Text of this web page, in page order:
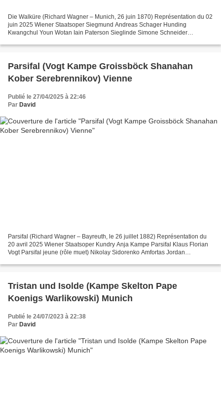
Die Walküre (Richard Wagner – Munich, 26 juin 1870) Représentation du 02
juin 2025 Wiener Staatsoper Siegmund Andreas Schager Hunding
Kwangchul Youn Wotan Iain Paterson Sieglinde Simone Schneider
Parsifal (Vogt Kampe Groissböck Shanahan
Kober Serebrennikov) Vienne
Publié le 27/04/2025 à 22:46
Par David
Parsifal (Richard Wagner – Bayreuth, le 26 juillet 1882) Représentation du
20 avril 2025 Wiener Staatsoper Kundry Anja Kampe Parsifal Klaus Florian
Vogt Parsifal jeune (rôle muet) Nikolay Sidorenko Amfortas Jordan
Tristan und Isolde (Kampe Skelton Pape
Koenigs Warlikowski) Munich
Publié le 24/07/2023 à 22:38
Par David